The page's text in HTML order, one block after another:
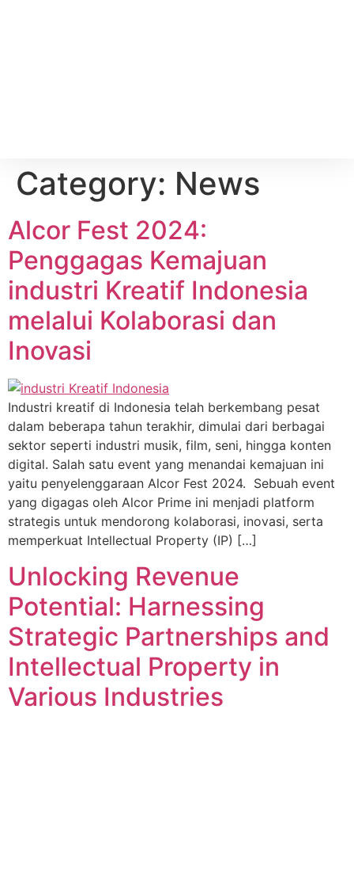
Category: News
Alcor Fest 2024:
Penggagas Kemajuan
industri Kreatif Indonesia
melalui Kolaborasi dan
Inovasi
Industri kreatif di Indonesia telah berkembang pesat
dalam beberapa tahun terakhir, dimulai dari berbagai
sektor seperti industri musik, film, seni, hingga konten
digital. Salah satu event yang menandai kemajuan ini
yaitu penyelenggaraan Alcor Fest 2024. Sebuah event
yang digagas oleh Alcor Prime ini menjadi platform
strategis untuk mendorong kolaborasi, inovasi, serta
memperkuat Intellectual Property (IP) […]
Unlocking Revenue
Potential: Harnessing
Strategic Partnerships and
Intellectual Property in
Various Industries